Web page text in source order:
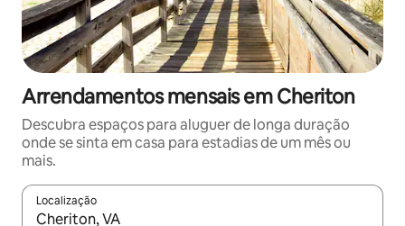
Arrendamentos mensais em Cheriton
Descubra espaços para aluguer de longa duração
onde se sinta em casa para estadias de um mês ou
mais.
Localização
Quando os resultados estiverem disponíveis, navegue com